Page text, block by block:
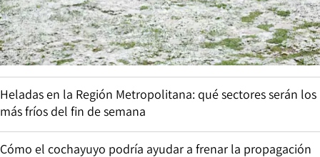
Heladas en la Región Metropolitana: qué sectores serán los
más fríos del fin de semana
Cómo el cochayuyo podría ayudar a frenar la propagación